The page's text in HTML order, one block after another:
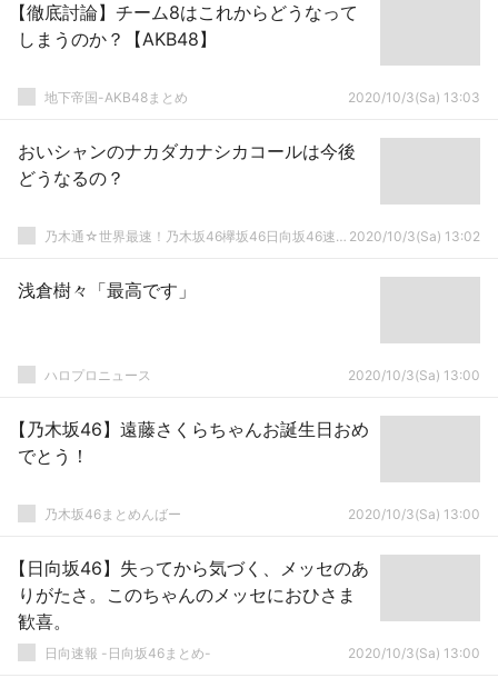
【徹底討論】チーム8はこれからどうなって
しまうのか？【AKB48】
地下帝国-AKB48まとめ 2020/10/3(Sa) 13:03
おいシャンのナカダカナシカコールは今後
どうなるの？
乃木通☆世界最速！乃木坂46欅坂46日向坂46速報まとめ 2020/10/3(Sa) 13:02
浅倉樹々「最高です」
ハロプロニュース 2020/10/3(Sa) 13:00
【乃木坂46】遠藤さくらちゃんお誕生日おめ
でとう！
乃木坂46まとめんばー 2020/10/3(Sa) 13:00
【日向坂46】失ってから気づく、メッセのあ
りがたさ。このちゃんのメッセにおひさま
歓喜。
日向速報 -日向坂46まとめ- 2020/10/3(Sa) 13:00